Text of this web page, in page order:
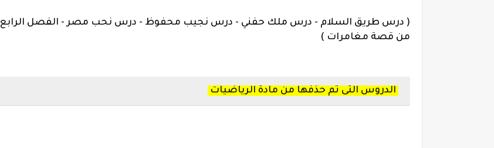
( درس طريق السلام - درس ملك حفني - درس نجيب محفوظ - درس نحب مصر - الفصل الرابع
من قصة مغامرات )
الدروس التى تم حذفها من مادة الرياضيات